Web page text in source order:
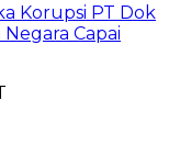
Korupsi PT Dok
Capai